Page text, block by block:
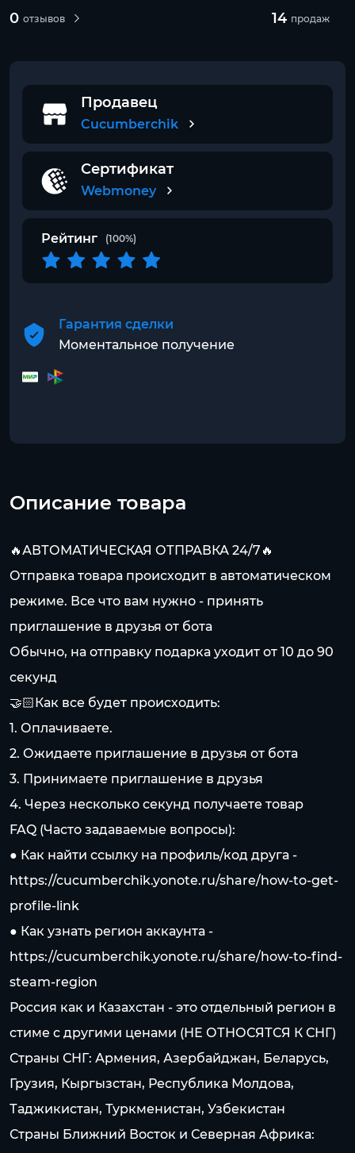
0 отзывов 14 продаж
Продавец
Cucumberchik
Сертификат
Webmoney
Рейтинг (100%)
Гарантия сделки
Моментальное получение
Описание товара
🔥АВТОМАТИЧЕСКАЯ ОТПРАВКА 24/7🔥
Отправка товара происходит в автоматическом
режиме. Все что вам нужно - принять
приглашение в друзья от бота
Обычно, на отправку подарка уходит от 10 до 90
секунд
🤝🏻Как все будет происходить:
1. Оплачиваете.
2. Ожидаете приглашение в друзья от бота
3. Принимаете приглашение в друзья
4. Через несколько секунд получаете товар
FAQ (Часто задаваемые вопросы):
● Как найти ссылку на профиль/код друга -
https://cucumberchik.yonote.ru/share/how-to-get-
profile-link
● Как узнать регион аккаунта -
https://cucumberchik.yonote.ru/share/how-to-find-
steam-region
Россия как и Казахстан - это отдельный регион в
стиме c другими ценами (НЕ ОТНОСЯТСЯ К СНГ)
Страны СНГ: Армения, Азербайджан, Беларусь,
Грузия, Кыргызстан, Республика Молдова,
Таджикистан, Туркменистан, Узбекистан
Страны Ближний Восток и Северная Африка: